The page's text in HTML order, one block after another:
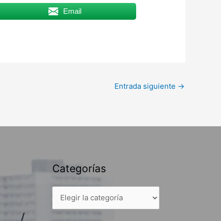
Email
Entrada siguiente →
Categorías
Categorías